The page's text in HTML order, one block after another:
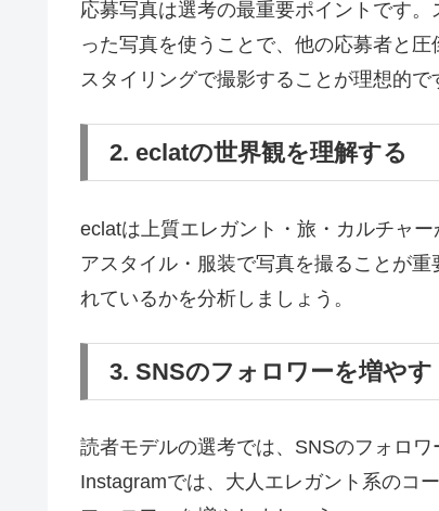
応募写真は選考の最重要ポイントです
った写真を使うことで、他の応募者と
スタイリングで撮影することが理想的で
2. eclatの世界観を理解する
eclatは上質エレガント・旅・カルチャ
アスタイル・服装で写真を撮ることが
れているかを分析しましょう。
3. SNSのフォロワーを増やす
読者モデルの選考では、SNSのフォロ
Instagramでは、大人エレガント系のコ